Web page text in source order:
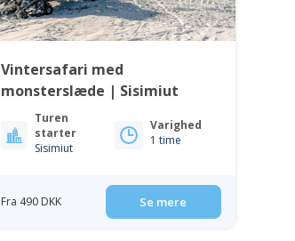
Vintersafari med
monsterslæde | Sisimiut
Turen
starter
Sisimiut
Varighed
1 time
Fra 490 DKK Se mere